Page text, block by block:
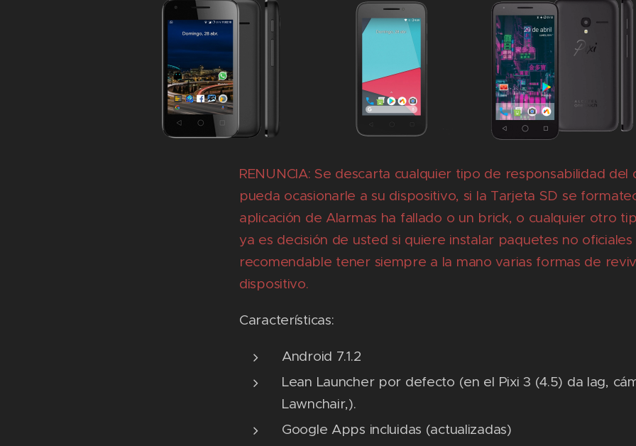
RENUNCIA: Se descarta cualquier tipo de responsabilidad del
pueda ocasionarle a su dispositivo, si la Tarjeta SD se
aplicación de Alarmas ha fallado o un brick, o cualquier otro
ya es decisión de usted si quiere instalar paquetes no oficiales
recomendable tener siempre a la mano varias formas de
dispositivo.
Características:
Android 7.1.2
Lean Launcher por defecto (en el Pixi 3 (4.5) da lag,
Lawnchair,).
Google Apps incluidas (actualizadas)